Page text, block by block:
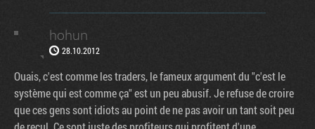
hohun
28.10.2012
Ouais, c'est comme les traders, le fameux argument du "c'est le
système qui est comme ça" est un peu abusif. Je refuse de croire
que ces gens sont idiots au point de ne pas avoir un tant soit peu